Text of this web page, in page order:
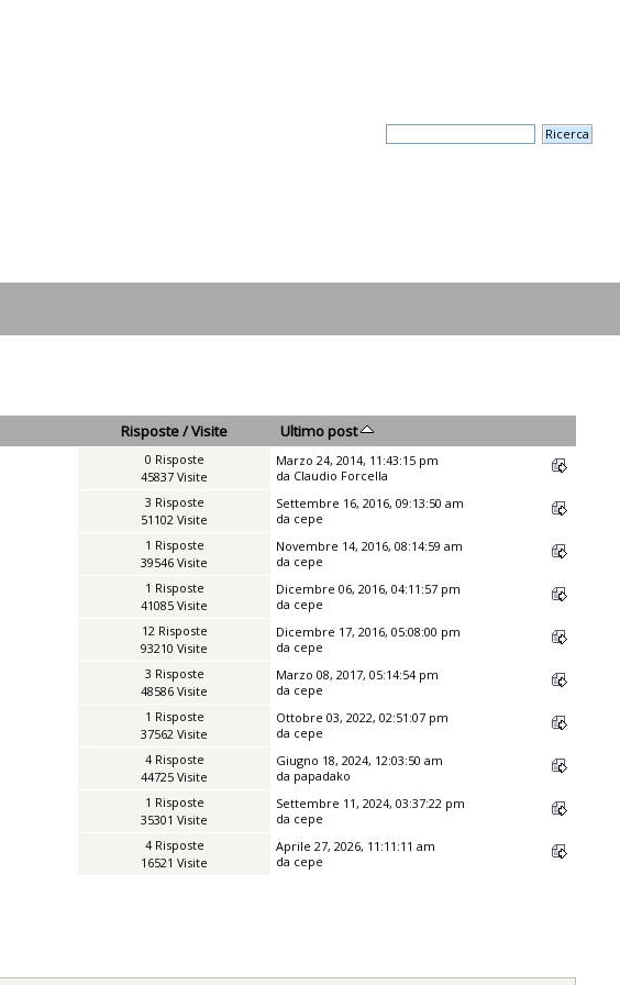
Risposte/Visite
Ultimo post
0 Risposte
45837 Visite
Marzo 24, 2014, 11:43:15 pm
da Claudio Forcella
3 Risposte
51102 Visite
Settembre 16, 2016, 09:13:50 am
da cepe
1 Risposte
39546 Visite
Novembre 14, 2016, 08:14:59 am
da cepe
1 Risposte
41085 Visite
Dicembre 06, 2016, 04:11:57 pm
da cepe
12 Risposte
93210 Visite
Dicembre 17, 2016, 05:08:00 pm
da cepe
3 Risposte
48586 Visite
Marzo 08, 2017, 05:14:54 pm
da cepe
1 Risposte
37562 Visite
Ottobre 03, 2022, 02:51:07 pm
da cepe
4 Risposte
44725 Visite
Giugno 18, 2024, 12:03:50 am
da papadako
1 Risposte
35301 Visite
Settembre 11, 2024, 03:37:22 pm
da cepe
4 Risposte
16521 Visite
Aprile 27, 2026, 11:11:11 am
da cepe